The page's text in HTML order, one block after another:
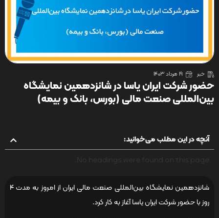
خبر 19 مرداد 1403
حضور شرکت ایران یاسا در شانزدهمین نمایشگاه
بین‌المللی صنعت مالی (بورس، بانک و بیمه)
آنچه در این مطلب می‌خوانید:
شانزدهمین نمایشگاه بین‌المللی صنعت مالی ایران از امروز به مدت ۴
روز با حضور شرکت ایران یاسا آغاز به کار کرد.